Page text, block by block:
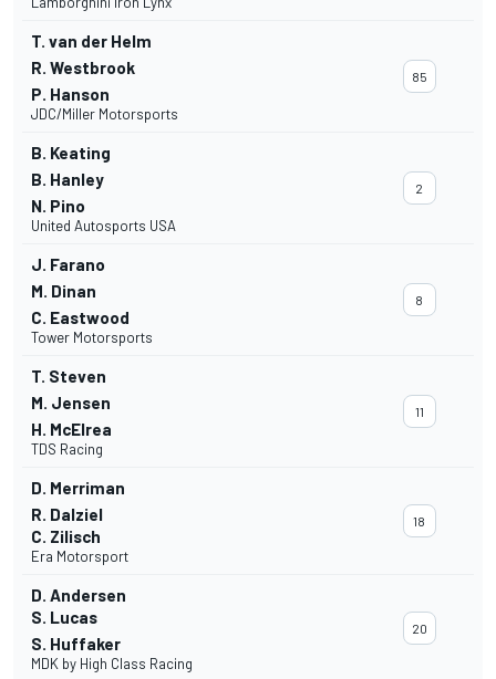
T. van der Helm
R. Westbrook
P. Hanson
JDC/Miller Motorsports
85
B. Keating
B. Hanley
N. Pino
United Autosports USA
2
J. Farano
M. Dinan
C. Eastwood
Tower Motorsports
8
T. Steven
M. Jensen
H. McElrea
TDS Racing
11
D. Merriman
R. Dalziel
C. Zilisch
Era Motorsport
18
D. Andersen
S. Lucas
S. Huffaker
MDK by High Class Racing
20